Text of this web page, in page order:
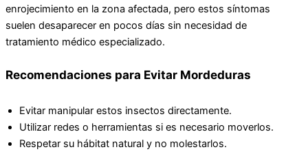
enrojecimiento en la zona afectada, pero estos síntomas
suelen desaparecer en pocos días sin necesidad de
tratamiento médico especializado.
Recomendaciones para Evitar Mordeduras
Evitar manipular estos insectos directamente.
Utilizar redes o herramientas si es necesario moverlos.
Respetar su hábitat natural y no molestarlos.